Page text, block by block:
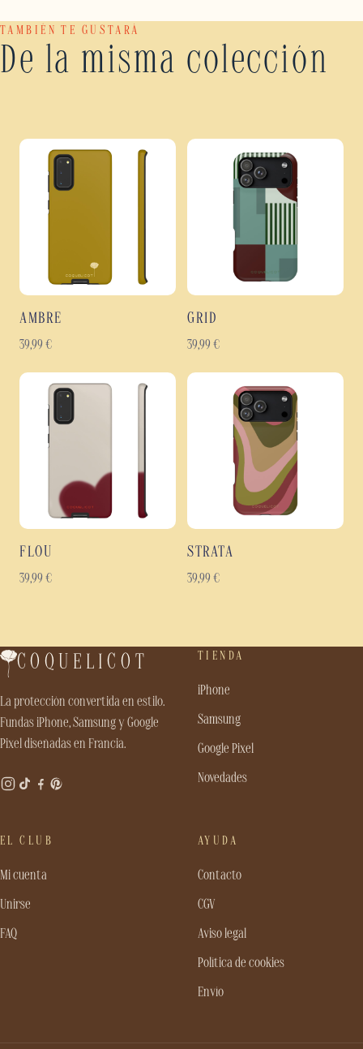
TAMBIÉN TE GUSTARÁ
De la misma colección
AMBRE
39,99 €
GRID
39,99 €
FLOU
39,99 €
STRATA
39,99 €
COQUELICOT
La protección convertida en estilo.
Fundas iPhone, Samsung y Google
Pixel diseñadas en Francia.
TIENDA
iPhone
Samsung
Google Pixel
Novedades
EL CLUB
Mi cuenta
Unirse
FAQ
AYUDA
Contacto
CGV
Aviso legal
Política de cookies
Envío